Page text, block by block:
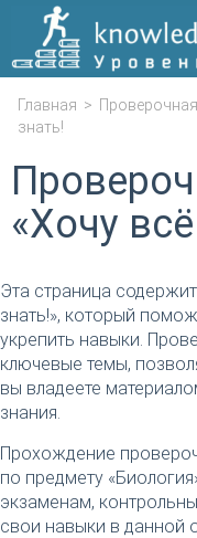
Главная >
знать!
«Хочу
Эта страница
знать!», который
укрепить навыки.
ключевые темы,
вы владеете
знания.
Прохождение
по предмету
экзаменам,
свои навыки в данной